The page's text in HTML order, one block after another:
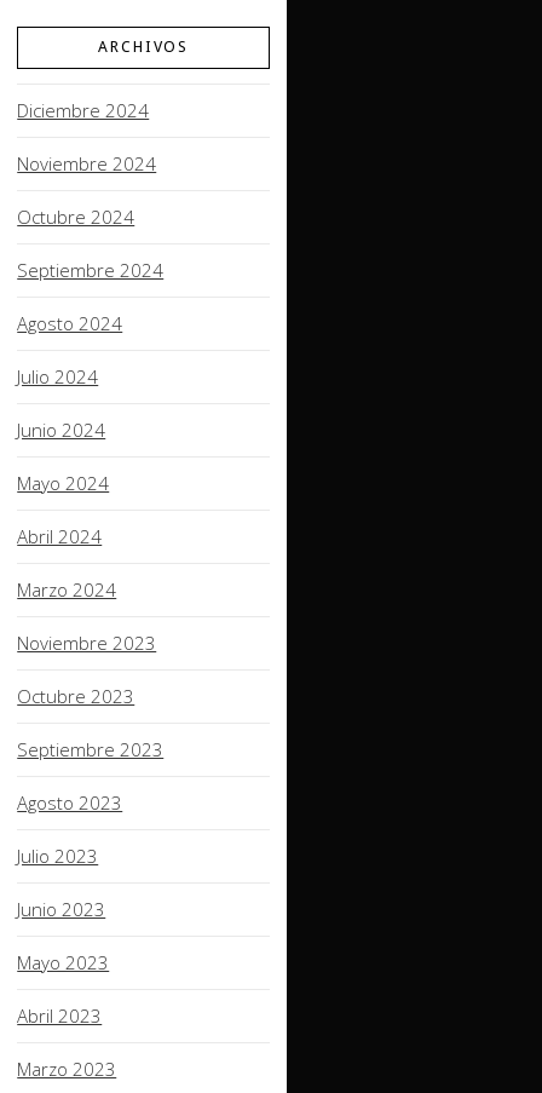
ARCHIVOS
Diciembre 2024
Noviembre 2024
Octubre 2024
Septiembre 2024
Agosto 2024
Julio 2024
Junio 2024
Mayo 2024
Abril 2024
Marzo 2024
Noviembre 2023
Octubre 2023
Septiembre 2023
Agosto 2023
Julio 2023
Junio 2023
Mayo 2023
Abril 2023
Marzo 2023